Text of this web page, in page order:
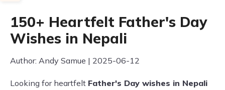
150+ Heartfelt Father's Day
Wishes in Nepali
Author: Andy Samue | 2025-06-12
Looking for heartfelt Father's Day wishes in Nepali